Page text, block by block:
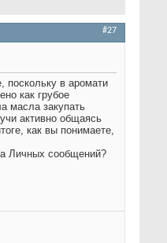
#27
поскольку в аромати
как грубое
масла закупать
активно общаясь
как вы понимаете,
Личных сообщений?